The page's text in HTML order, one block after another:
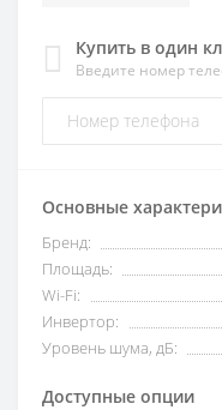
Купить в один
Введите номер
Основные
Бренд:
Площадь:
Wi-Fi:
Инвертор:
Уровень шума, дБ:
Доступные опции